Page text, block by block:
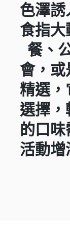
色澤
食指
餐、
會，或
精選，
選擇
的口
活動增